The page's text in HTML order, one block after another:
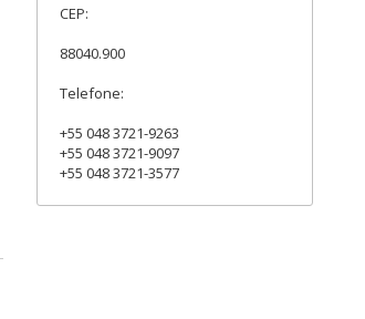
CEP:
88040.900
Telefone:
+55 048 3721-9263
+55 048 3721-9097
+55 048 3721-3577